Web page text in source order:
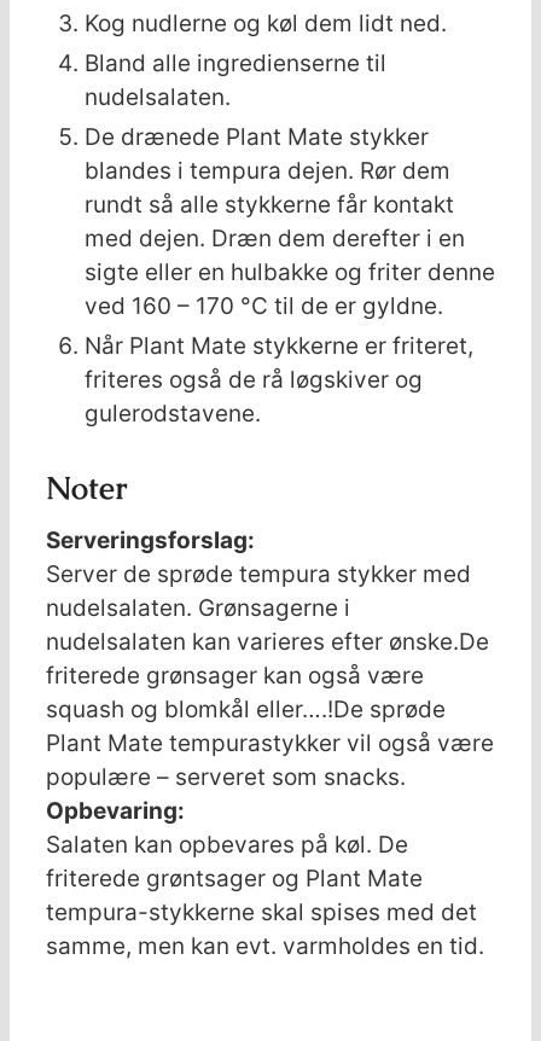
Kog nudlerne og køl dem lidt ned.
Bland alle ingredienserne til
nudelsalaten.
De drænede Plant Mate stykker
blandes i tempura dejen. Rør dem
rundt så alle stykkerne får kontakt
med dejen. Dræn dem derefter i en
sigte eller en hulbakke og friter denne
ved 160 – 170 °C til de er gyldne.
Når Plant Mate stykkerne er friteret,
friteres også de rå løgskiver og
gulerodstavene.
Noter
Serveringsforslag:
Server de sprøde tempura stykker med
nudelsalaten. Grønsagerne i
nudelsalaten kan varieres efter ønske.De
friterede grønsager kan også være
squash og blomkål eller….!De sprøde
Plant Mate tempurastykker vil også være
populære – serveret som snacks.
Opbevaring:
Salaten kan opbevares på køl. De
friterede grøntsager og Plant Mate
tempura-stykkerne skal spises med det
samme, men kan evt. varmholdes en tid.